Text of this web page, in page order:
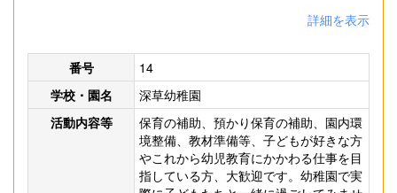
詳細を表示
番号
14
学校・園名
深草幼稚園
活動内容等
保育の補助、預かり保育の補助、園内環
境整備、教材準備等、子どもが好きな方
やこれから幼児教育にかかわる仕事を目
指している方、大歓迎です。幼稚園で実